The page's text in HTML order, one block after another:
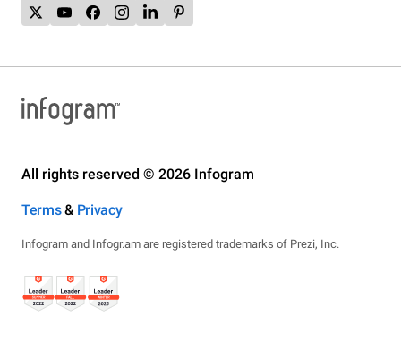
All rights reserved © 2026 Infogram
Terms& Privacy
Infogram and Infogr.am are registered trademarks of Prezi, Inc.